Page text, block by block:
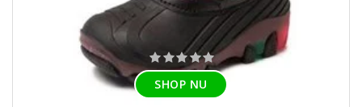
SHOP NU